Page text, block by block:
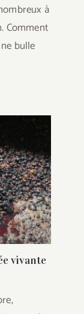
à
Comment
bulle
vivante